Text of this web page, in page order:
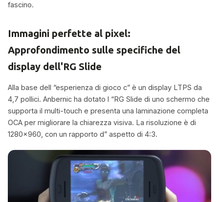
fascino.
Immagini perfette al pixel:
Approfondimento sulle specifiche del
display dell'RG Slide
Alla base dell “esperienza di gioco c” è un display LTPS da
4,7 pollici. Anbernic ha dotato l “RG Slide di uno schermo che
supporta il multi-touch e presenta una laminazione completa
OCA per migliorare la chiarezza visiva. La risoluzione è di
1280×960, con un rapporto d” aspetto di 4:3.